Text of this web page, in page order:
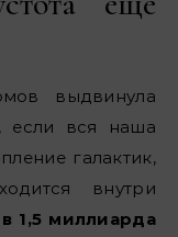
выдвинула
если вся наша
галактик,
внутри
1,5 миллиарда